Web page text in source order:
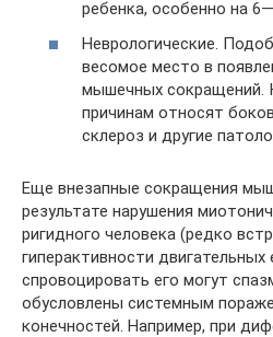
ребенка, особенно на
Неврологические.
весомое место в
мышечных сокращений.
причинам относят
склероз и другие
Еще внезапные сокращения
результате нарушения
ригидного человека (редко
гиперактивности
спровоцировать его могут
обусловлены системным
конечностей. Например, при